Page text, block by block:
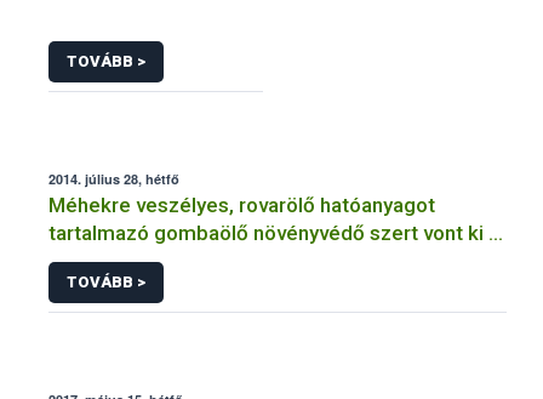
TOVÁBB >
2014. július 28, hétfő
Méhekre veszélyes, rovarölő hatóanyagot
tartalmazó gombaölő növényvédő szert vont ki a
forgalomból a NÉBIH
TOVÁBB >